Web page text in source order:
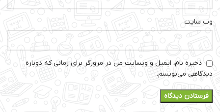
وب‌ سایت
ذخیره نام، ایمیل و وبسایت من در مرورگر برای زمانی که دوباره
دیدگاهی می‌نویسم.